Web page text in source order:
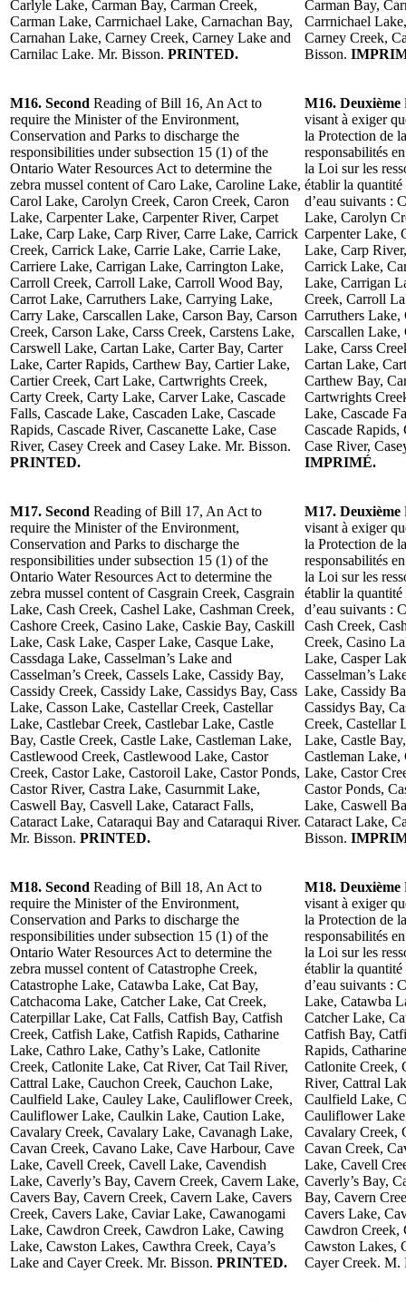
Carlyle Lake, Carman Bay, Carman Creek,
Carman Lake, Carrnichael Lake, Carnachan Bay,
Carnahan Lake, Carney Creek, Carney Lake and
Carnilac Lake. Mr. Bisson. PRINTED.
Carman Bay,
Carrnichael
Carney Creek,
Bisson.
M16. Second Reading of Bill 16, An Act to
require the Minister of the Environment,
Conservation and Parks to discharge the
responsibilities under subsection 15 (1) of the
Ontario Water Resources Act to determine the
zebra mussel content of Caro Lake, Caroline Lake,
Carol Lake, Carolyn Creek, Caron Creek, Caron
Lake, Carpenter Lake, Carpenter River, Carpet
Lake, Carp Lake, Carp River, Carre Lake, Carrick
Creek, Carrick Lake, Carrie Lake, Carrie Lake,
Carriere Lake, Carrigan Lake, Carrington Lake,
Carroll Creek, Carroll Lake, Carroll Wood Bay,
Carrot Lake, Carruthers Lake, Carrying Lake,
Carry Lake, Carscallen Lake, Carson Bay, Carson
Creek, Carson Lake, Carss Creek, Carstens Lake,
Carswell Lake, Cartan Lake, Carter Bay, Carter
Lake, Carter Rapids, Carthew Bay, Cartier Lake,
Cartier Creek, Cart Lake, Cartwrights Creek,
Carty Creek, Carty Lake, Carver Lake, Cascade
Falls, Cascade Lake, Cascaden Lake, Cascade
Rapids, Cascade River, Cascanette Lake, Case
River, Casey Creek and Casey Lake. Mr. Bisson.
PRINTED.
M16. Deuxième
visant à exiger
la Protection de
responsabilités
la Loi sur les
établir la quantité
d’eau suivants :
Lake, Carolyn
Carpenter Lake,
Lake, Carp
Carrick Lake,
Lake, Carrigan
Creek, Carroll
Carruthers
Carscallen Lake,
Lake, Carss
Cartan Lake,
Carthew Bay,
Cartwrights
Lake, Cascade
Cascade Rapids,
Case River,
IMPRIMÉ.
M17. Second Reading of Bill 17, An Act to
require the Minister of the Environment,
Conservation and Parks to discharge the
responsibilities under subsection 15 (1) of the
Ontario Water Resources Act to determine the
zebra mussel content of Casgrain Creek, Casgrain
Lake, Cash Creek, Cashel Lake, Cashman Creek,
Cashore Creek, Casino Lake, Caskie Bay, Caskill
Lake, Cask Lake, Casper Lake, Casque Lake,
Cassdaga Lake, Casselman’s Lake and
Casselman’s Creek, Cassels Lake, Cassidy Bay,
Cassidy Creek, Cassidy Lake, Cassidys Bay, Cass
Lake, Casson Lake, Castellar Creek, Castellar
Lake, Castlebar Creek, Castlebar Lake, Castle
Bay, Castle Creek, Castle Lake, Castleman Lake,
Castlewood Creek, Castlewood Lake, Castor
Creek, Castor Lake, Castoroil Lake, Castor Ponds,
Castor River, Castra Lake, Casurnmit Lake,
Caswell Bay, Casvell Lake, Cataract Falls,
Cataract Lake, Cataraqui Bay and Cataraqui River.
Mr. Bisson. PRINTED.
M17. Deuxième
visant à exiger
la Protection de
responsabilités
la Loi sur les
établir la quantité
d’eau suivants :
Cash Creek,
Creek, Casino
Lake, Casper
Casselman’s
Lake, Cassidy
Cassidys Bay,
Creek, Castellar
Lake, Castle
Castleman
Lake, Castor
Castor Ponds,
Lake, Caswell
Cataract Lake,
Bisson.
M18. Second Reading of Bill 18, An Act to
require the Minister of the Environment,
Conservation and Parks to discharge the
responsibilities under subsection 15 (1) of the
Ontario Water Resources Act to determine the
zebra mussel content of Catastrophe Creek,
Catastrophe Lake, Catawba Lake, Cat Bay,
Catchacoma Lake, Catcher Lake, Cat Creek,
Caterpillar Lake, Cat Falls, Catfish Bay, Catfish
Creek, Catfish Lake, Catfish Rapids, Catharine
Lake, Cathro Lake, Cathy’s Lake, Catlonite
Creek, Catlonite Lake, Cat River, Cat Tail River,
Cattral Lake, Cauchon Creek, Cauchon Lake,
Caulfield Lake, Cauley Lake, Cauliflower Creek,
Cauliflower Lake, Caulkin Lake, Caution Lake,
Cavalary Creek, Cavalary Lake, Cavanagh Lake,
Cavan Creek, Cavano Lake, Cave Harbour, Cave
Lake, Cavell Creek, Cavell Lake, Cavendish
Lake, Caverly’s Bay, Cavern Creek, Cavern Lake,
Cavers Bay, Cavern Creek, Cavern Lake, Cavers
Creek, Cavers Lake, Caviar Lake, Cawanogami
Lake, Cawdron Creek, Cawdron Lake, Cawing
Lake, Cawston Lakes, Cawthra Creek, Caya’s
Lake and Cayer Creek. Mr. Bisson. PRINTED.
M18. Deuxième
visant à exiger
la Protection de
responsabilités
la Loi sur les
établir la quantité
d’eau suivants :
Lake, Catawba
Catcher Lake,
Catfish Bay,
Rapids,
Catlonite Creek,
River, Cattral
Caulfield Lake,
Cauliflower
Cavalary Creek,
Cavan Creek,
Lake, Cavell
Caverly’s Bay,
Bay, Cavern
Cavers Lake,
Cawdron Creek,
Cawston Lakes,
Cayer Creek. M.